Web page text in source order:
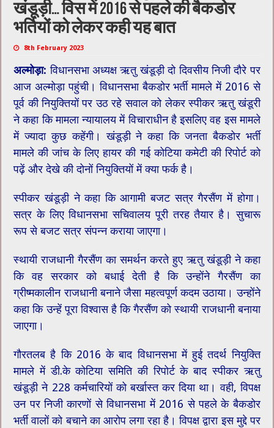
खंडूड़ी… विस​ में 2016 से पहले की बैकडोर
भर्तियों को लेकर कही यह बात
8th February 2023
अल्मोड़ा: विधानसभा अध्यक्ष ऋतु खंडूड़ी दो दिवसीय निजी दौरे पर
आज अल्मोड़ा पहुंची। विधानसभा बैकडोर भर्ती मामले में 2016 से
पूर्व की नियुक्तियों पर उठ रहे सवाल को लेकर स्पीकर ऋतु खंडूरी
ने कहा कि मामला न्यायालय में विचाराधीन है इसलिए वह इस मामले
में ज्यादा कुछ कहेंगी। खंडूड़ी ने कहा कि जनता बैकडोर भर्ती
मामले की जांच के लिए हायर की गई कोटिया कमेटी की रिपोर्ट को
पढ़ें और देखे की दोनों नियुक्तियों में क्या फर्क है।
स्पीकर खंडूड़ी ने कहा कि आगामी बजट सत्र गैरसैंण में होगा।
सत्र के लिए विधानसभा सचिवालय पूरी तरह तैयार है। सुचारू
रूप से बजट सत्र संपन्न कराया जाएगा।
स्थायी राजधानी गैरसैंण का समर्थन करते हुए ऋतु खंडूड़ी ने कहा
कि वह सरकार को बधाई देती है कि उन्होंने गैरसैंण का
ग्रीष्मकालीन राजधानी बनाने जैसा महत्वपूर्ण कदम उठाया। उन्होंने
कहा कि उन्हें पूरा विश्वास है कि गैरसैंण को स्थायी राजधानी बनाया
जाएगा।
गौरतलब है कि 2016 के बाद विधानसभा में हुई तदर्थ नियुक्ति
मामले में डी.के कोटिया समिति की रिपोर्ट के बाद स्पीकर ऋतु
खंडूड़ी ने 228 कर्मचारियों को बर्खास्त कर दिया था। वही, विपक्ष
उन पर निजी कारणों से विधानसभा में 2016 से पहले के बैकडोर
भर्ती वालों को बचाने का आरोप लगा रहा है। विपक्ष द्वारा इस मुद्दे पर